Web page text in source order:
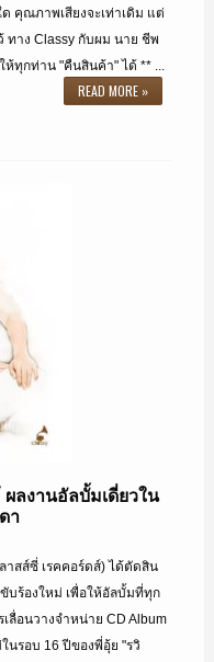
คุณภาพเสียงจะเท่าเดิม แต่
ทาง Classy กับผม นาย ชีพ
ทุกท่าน "คืนสินค้า" ได้ ** ...
READ MORE »
ผลงานอัลบั้มเดี่ยวใน
า
าสส์ซี่ เรคคอร์ดส์) ได้ตัดสิน
บร้องใหม่ เพื่อให้อัลบั้มที่ทุก
อนวางจำหน่าย CD Album
นรอบ 16 ปีของพี่อุ้ย "รวิ